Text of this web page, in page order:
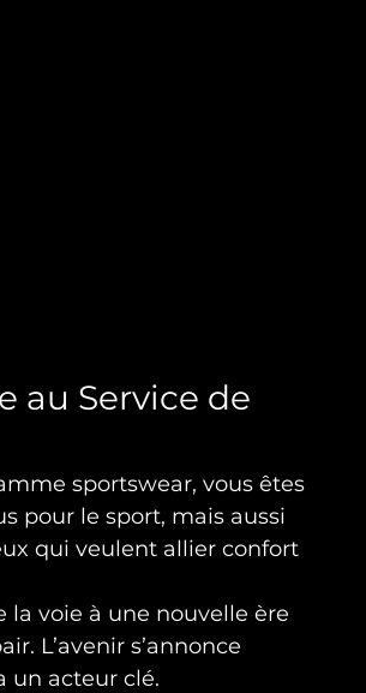
au Service de
sportswear, vous êtes
pour le sport, mais aussi
qui veulent allier confort
la voie à une nouvelle ère
L’avenir s’annonce
un acteur clé.